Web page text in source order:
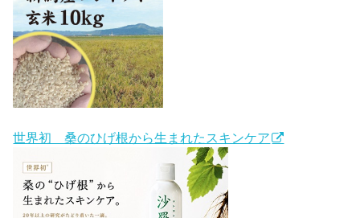
世界初 桑のひげ根から生まれたスキンケア